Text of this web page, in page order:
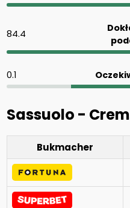
84.4
0.1
Sassuolo -
Bukmacher